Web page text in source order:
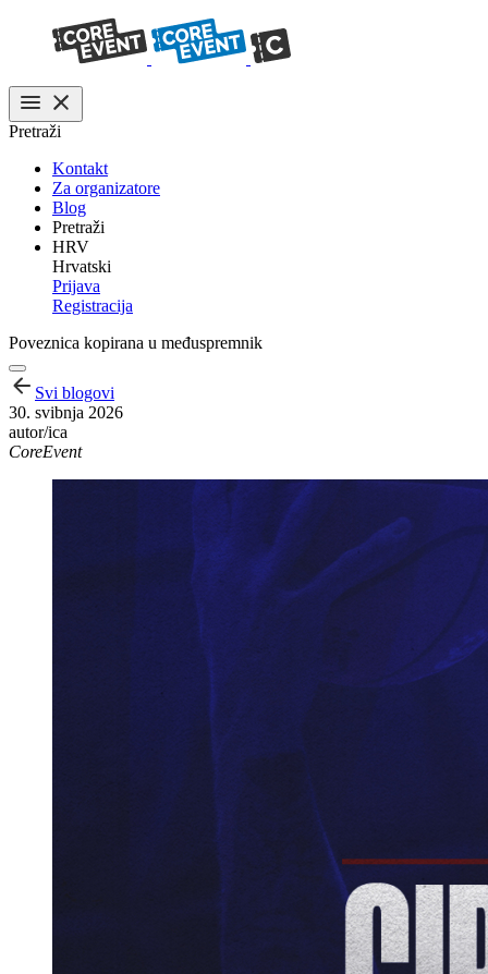
Pretraži
Kontakt
Za organizatore
Blog
Pretraži
HRV
Hrvatski
Prijava
Registracija
Poveznica kopirana u međuspremnik
Svi blogovi
30. svibnja 2026
autor/ica
CoreEvent